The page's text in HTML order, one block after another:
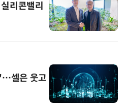
리콘밸리
셀은 웃고